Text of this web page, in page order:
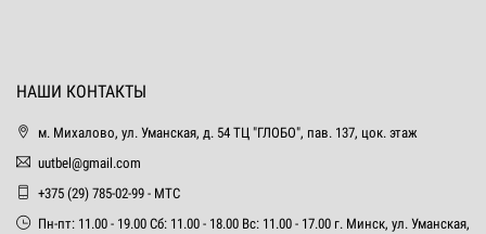
НАШИ КОНТАКТЫ
м. Михалово, ул. Уманская, д. 54 ТЦ "ГЛОБО", пав. 137, цок. этаж
uutbel@gmail.com
+375 (29) 785-02-99 - МТС
Пн-пт: 11.00 - 19.00 Сб: 11.00 - 18.00 Вс: 11.00 - 17.00 г. Минск, ул. Уманская,